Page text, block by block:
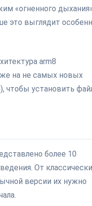
«огненного
это выглядит
arm8
на не самых новых
чтобы установить
более 10
От
версии их нужно